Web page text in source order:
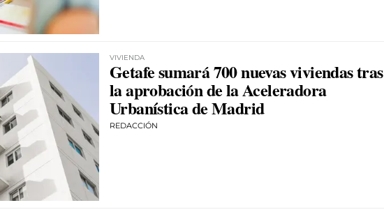
VIVIENDA
Getafe sumará 700 nuevas viviendas tras
la aprobación de la Aceleradora
Urbanística de Madrid
REDACCIÓN